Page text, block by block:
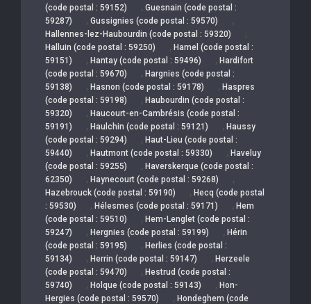
(code postal : 59152)
, Guesnain (code postal :
59287)
, Gussignies (code postal : 59570) ,
Hallennes-lez-Haubourdin (code postal : 59320) ,
Halluin (code postal : 59250) , Hamel (code postal :
59151)
, Hantay (code postal : 59496) , Hardifort
(code postal : 59670)
, Hargnies (code postal :
59138)
, Hasnon (code postal : 59178) , Haspres
(code postal : 59198)
, Haubourdin (code postal :
59320)
, Haucourt-en-Cambrésis (code postal :
59191)
, Haulchin (code postal : 59121) , Haussy
(code postal : 59294)
, Haut-Lieu (code postal :
59440)
, Hautmont (code postal : 59330) , Haveluy
(code postal : 59255)
, Haverskerque (code postal :
62350)
, Haynecourt (code postal : 59268) ,
Hazebrouck (code postal : 59190) , Hecq (code postal
: 59530)
, Hélesmes (code postal : 59171) , Hem
(code postal : 59510)
, Hem-Lenglet (code postal :
59247)
, Hergnies (code postal : 59199) , Hérin
(code postal : 59195)
, Herlies (code postal :
59134)
, Herrin (code postal : 59147) , Herzeele
(code postal : 59470)
, Hestrud (code postal :
59740)
, Holque (code postal : 59143) , Hon-
Hergies (code postal : 59570)
, Hondeghem (code